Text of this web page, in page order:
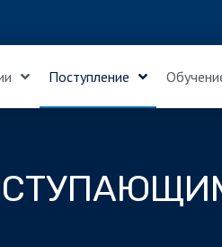
Поступление